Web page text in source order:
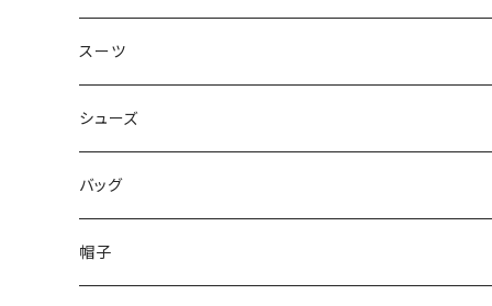
50/XL～
48/L
50/XL～
46/M
48/L
50/XL～
～44/S
46/M
48/L
50/XL～
スーツ
～44/S
46/M
48/L
シューズ
～25.5cm
26cm～
バッグ
帽子